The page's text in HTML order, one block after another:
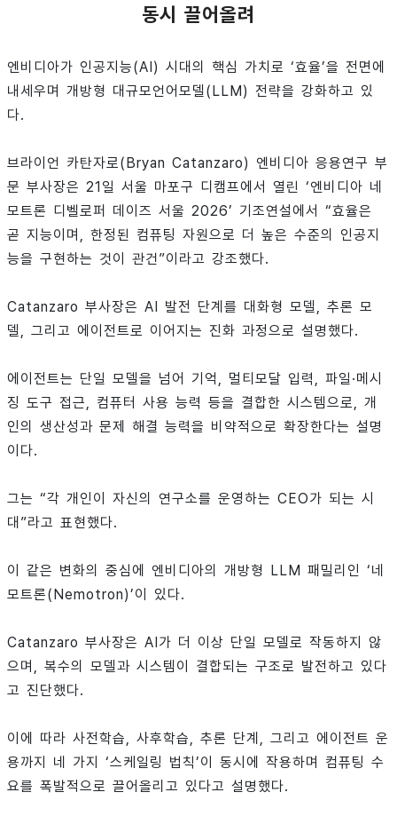
동시 끌어올려
엔비디아가 인공지능(AI) 시대의 핵심 가치로 ‘효율’을 전면에
내세우며 개방형 대규모언어모델(LLM) 전략을 강화하고 있
다.
브라이언 카탄자로(Bryan Catanzaro) 엔비디아 응용연구 부
문 부사장은 21일 서울 마포구 디캠프에서 열린 ‘엔비디아 네
모트론 디벨로퍼 데이즈 서울 2026’ 기조연설에서 “효율은
곧 지능이며, 한정된 컴퓨팅 자원으로 더 높은 수준의 인공지
능을 구현하는 것이 관건”이라고 강조했다.
Catanzaro 부사장은 AI 발전 단계를 대화형 모델, 추론 모
델, 그리고 에이전트로 이어지는 진화 과정으로 설명했다.
에이전트는 단일 모델을 넘어 기억, 멀티모달 입력, 파일·메시
징 도구 접근, 컴퓨터 사용 능력 등을 결합한 시스템으로, 개
인의 생산성과 문제 해결 능력을 비약적으로 확장한다는 설명
이다.
그는 “각 개인이 자신의 연구소를 운영하는 CEO가 되는 시
대”라고 표현했다.
이 같은 변화의 중심에 엔비디아의 개방형 LLM 패밀리인 ‘네
모트론(Nemotron)’이 있다.
Catanzaro 부사장은 AI가 더 이상 단일 모델로 작동하지 않
으며, 복수의 모델과 시스템이 결합되는 구조로 발전하고 있다
고 진단했다.
이에 따라 사전학습, 사후학습, 추론 단계, 그리고 에이전트 운
용까지 네 가지 ‘스케일링 법칙’이 동시에 작용하며 컴퓨팅 수
요를 폭발적으로 끌어올리고 있다고 설명했다.